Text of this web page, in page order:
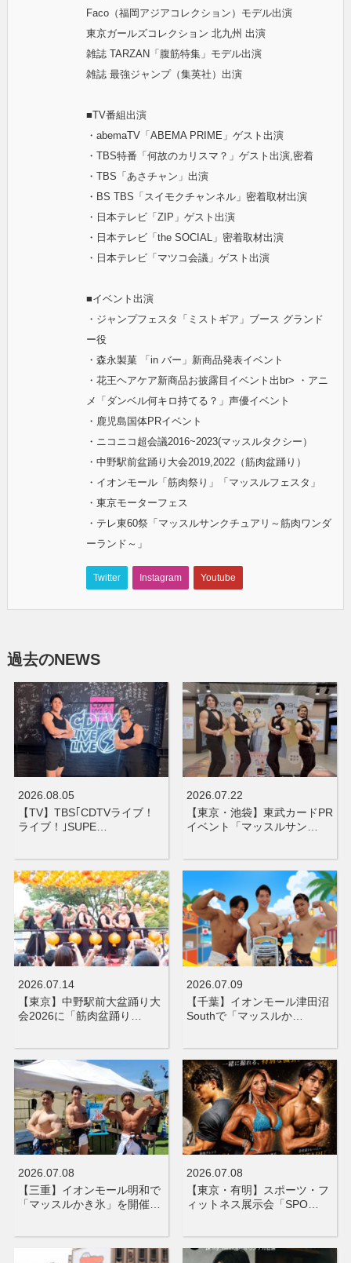
Faco（福岡アジアコレクション）モデル出演
東京ガールズコレクション 北九州 出演
雑誌 TARZAN「腹筋特集」モデル出演
雑誌 最強ジャンプ（集英社）出演
■TV番組出演
・abemaTV「ABEMA PRIME」ゲスト出演
・TBS特番「何故のカリスマ？」ゲスト出演,密着
・TBS「あさチャン」出演
・BS TBS「スイモクチャンネル」密着取材出演
・日本テレビ「ZIP」ゲスト出演
・日本テレビ「the SOCIAL」密着取材出演
・日本テレビ「マツコ会議」ゲスト出演
■イベント出演
・ジャンプフェスタ「ミストギア」ブース グランド
ー役
・森永製菓 「in バー」新商品発表イベント
・花王ヘアケア新商品お披露目イベント出br> ・アニ
メ「ダンベル何キロ持てる？」声優イベント
・鹿児島国体PRイベント
・ニコニコ超会議2016~2023(マッスルタクシー）
・中野駅前盆踊り大会2019,2022（筋肉盆踊り）
・イオンモール「筋肉祭り」「マッスルフェスタ」
・東京モーターフェス
・テレ東60祭「マッスルサンクチュアリ～筋肉ワンダ
ーランド～」
Twitter Instagram Youtube
過去のNEWS
2026.08.05
【TV】TBS｢CDTVライブ！
ライブ！｣SUPE…
2026.07.22
【東京・池袋】東武カードPR
イベント「マッスルサン…
2026.07.14
【東京】中野駅前大盆踊り大
会2026に「筋肉盆踊り…
2026.07.09
【千葉】イオンモール津田沼
Southで「マッスルか…
2026.07.08
【三重】イオンモール明和で
「マッスルかき氷」を開催…
2026.07.08
【東京・有明】スポーツ・フ
ィットネス展示会「SPO…